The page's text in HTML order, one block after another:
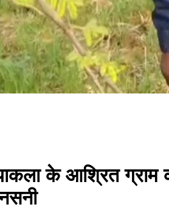
के आश्रित ग्राम